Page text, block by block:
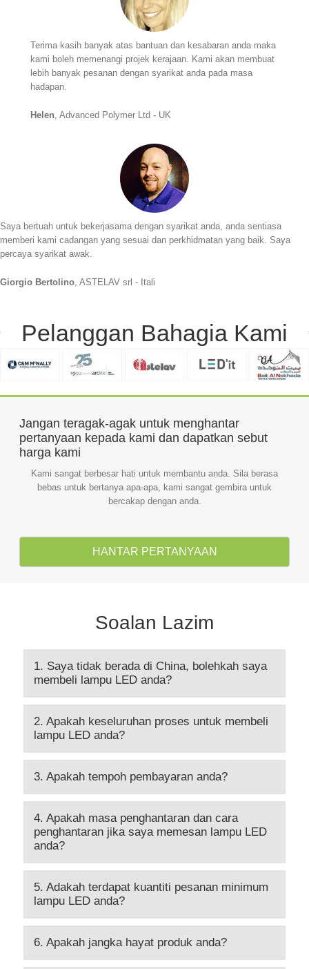
Terima kasih banyak atas bantuan dan kesabaran anda maka
kami boleh memenangi projek kerajaan. Kami akan membuat
lebih banyak pesanan dengan syarikat anda pada masa
hadapan.
Helen, Advanced Polymer Ltd - UK
Saya bertuah untuk bekerjasama dengan syarikat anda, anda sentiasa
memberi kami cadangan yang sesuai dan perkhidmatan yang baik. Saya
percaya syarikat awak.
Giorgio Bertolino , ASTELAV srl - Itali
Pelanggan Bahagia Kami
Jangan teragak-agak untuk menghantar
pertanyaan kepada kami dan dapatkan sebut
harga kami
Kami sangat berbesar hati untuk membantu anda. Sila berasa
bebas untuk bertanya apa-apa, kami sangat gembira untuk
bercakap dengan anda.
HANTAR PERTANYAAN
Soalan Lazim
1. Saya tidak berada di China, bolehkah saya
membeli lampu LED anda?
2. Apakah keseluruhan proses untuk membeli
lampu LED anda?
3. Apakah tempoh pembayaran anda?
4. Apakah masa penghantaran dan cara
penghantaran jika saya memesan lampu LED
anda?
5. Adakah terdapat kuantiti pesanan minimum
lampu LED anda?
6. Apakah jangka hayat produk anda?